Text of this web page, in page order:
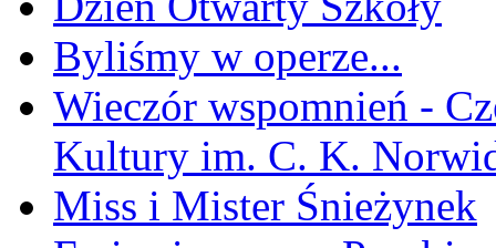
Byliśmy w operze...
Wieczór wspomnień -
Kultury im. C. K.
Miss i Mister Śnieżynek